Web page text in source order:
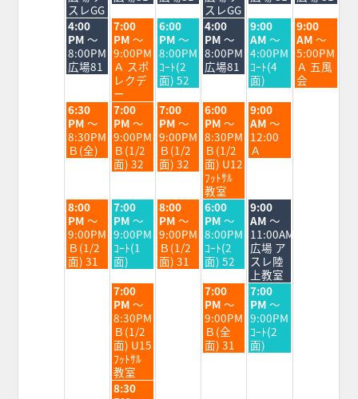
月
1st
2026
スレGG 月
2nd
2026
月
3rd
2026
月
4th
2026
スレGG 月
5th
2026
月
6th
2026
火
曜
日,
9
月
2026
4:00
PM ～
8:00PM
広場81
水
曜
日,
9
月
2nd
2026
7:00
PM ～
9:00PM
Ａ スポ
レクデ
ー
木
曜
日,
9
月
3rd
2026
6:00
PM ～
8:00PM
ｺｰﾄ(2
面) 52
金
曜
日,
9
月
2026
4:00
PM ～
8:00PM
広場81
土
曜
日,
9
月
5th
2026
9:00
AM ～
4:00PM
ｺｰﾄ(4
面)
日
曜
日,
9
月
6th
9:00
AM ～
5:00PM
Ａ 五風
会
火
曜
日,
9
月
6:30
PM ～
8:30PM
Ｂ(全)
水
曜
日,
9
月
2nd
7:00
PM ～
9:00PM
Ｂ(1/2
面) 32
木
曜
日,
9
月
3rd
7:00
PM ～
9:00PM
Ｂ(1/2
面) 32
金
曜
日,
9
月
4th
2026
6:00
PM ～
8:30PM
Ｂ(1/2
面) U12
ﾌｯﾄｻﾙ
教室
土
曜
日,
9
月
9:00
AM ～
12:00
Ａ
火
曜
日,
9
月
1st
8:00
PM ～
9:00PM
Ｂ(1/2
面) 31
水
曜
日,
9
月
2nd
2026
7:00
PM ～
9:00PM
ｺｰﾄ(1
面)
木
曜
日,
9
月
3rd
8:00
PM ～
9:00PM
Ｂ(1/2
面) 31
金
曜
日,
9
月
4th
2026
6:00
PM ～
8:00PM
ｺｰﾄ(2
面) 52
土
曜
日,
9
月
5th
2026
9:00
AM ～
11:00AM
広場 ア
スレ陸
上教室
水
曜
日,
9
月
2nd
2026
7:00
PM ～
8:30PM
Ｂ(1/2
面) U15
ﾌｯﾄｻﾙ
教室
金
曜
日,
9
月
4th
7:00
PM ～
9:00PM
Ｂ(全
面) 31
土
曜
日,
9
月
5th
7:00
PM ～
9:00PM
ｺｰﾄ(2
面)
水
8:30